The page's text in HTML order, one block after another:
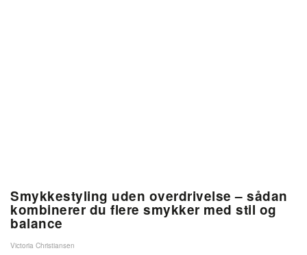
Smykkestyling uden overdrivelse – sådan
kombinerer du flere smykker med stil og
balance
Victoria Christiansen